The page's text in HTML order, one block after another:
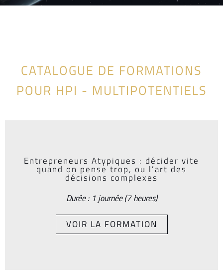
CATALOGUE DE FORMATIONS
POUR HPI - MULTIPOTENTIELS
Entrepreneurs Atypiques : décider vite
quand on pense trop, ou l’art des
décisions complexes
Durée : 1 journée (7 heures)
VOIR LA FORMATION